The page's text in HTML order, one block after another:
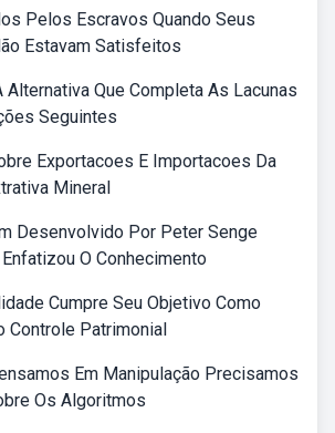
Pelos Escravos Quando Seus
Estavam Satisfeitos
Alternativa Que Completa As Lacunas
Seguintes
Exportacoes E Importacoes Da
Mineral
Desenvolvido Por Peter Senge
O Conhecimento
Cumpre Seu Objetivo Como
Controle Patrimonial
Em Manipulação Precisamos
Os Algoritmos